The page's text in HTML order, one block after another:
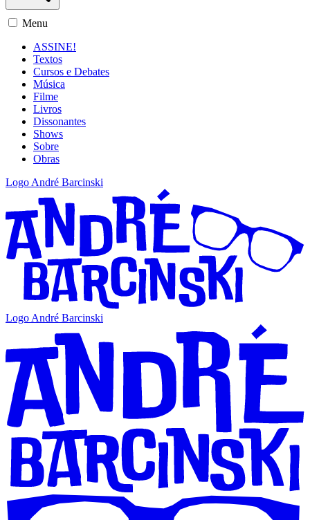
Menu
ASSINE!
Textos
Cursos e Debates
Música
Filme
Livros
Dissonantes
Shows
Sobre
Obras
Logo André Barcinski
Logo André Barcinski